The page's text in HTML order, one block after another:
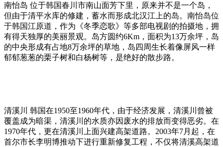
南怡岛 位于韩国春川市南山面芳下里，原来并不是一个岛，
但由于清平水库的修建，蓄水而形成北汉江上的岛。南怡岛位
于韩国江原道，作为《冬季恋歌》等多部电视剧的拍摄地，拥
有得天独厚的美丽景观。岛方圆约6Km，面积为13万余坪，岛
的中央形成有占地8万余坪的草地，岛四周生长着像屏风一样
郁郁葱葱的栗子树和白杨树等，是绝好的散步路。
清溪川 韩国在1950至1960年代，由于经济发展，清溪川曾被
覆盖成为暗渠，清溪川的水质亦因废水的排放而变得恶劣。在
1970年代，更在清溪川上面兴建高架道路。2003年7月起，在
首尔市长李明博推动下进行重新修复工程，不仅将清溪高架道